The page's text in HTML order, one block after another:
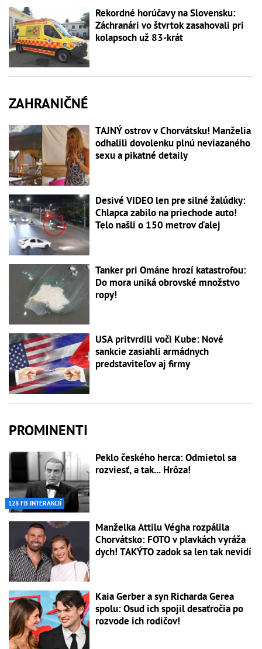
Rekordné horúčavy na Slovensku:
Záchranári vo štvrtok zasahovali pri
kolapsoch už 83-krát
ZAHRANIČNÉ
TAJNÝ ostrov v Chorvátsku! Manželia
odhalili dovolenku plnú neviazaného
sexu a pikatné detaily
Desivé VIDEO len pre silné žalúdky:
Chlapca zabilo na priechode auto!
Telo našli o 150 metrov ďalej
Tanker pri Ománe hrozí katastrofou:
Do mora uniká obrovské množstvo
ropy!
USA pritvrdili voči Kube: Nové
sankcie zasiahli armádnych
predstaviteľov aj firmy
PROMINENTI
128 FB INTERAKCIÍ
Peklo českého herca: Odmietol sa
rozviesť, a tak... Hrôza!
Manželka Attilu Végha rozpálila
Chorvátsko: FOTO v plavkách vyráža
dych! TAKÝTO zadok sa len tak nevidí
Kaia Gerber a syn Richarda Gerea
spolu: Osud ich spojil desaťročia po
rozvode ich rodičov!